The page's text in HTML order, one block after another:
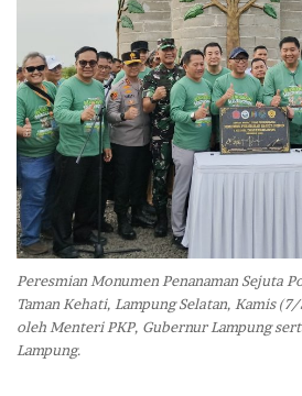
Peresmian Monumen Penanaman Sejuta
Taman Kehati, Lampung Selatan, Kamis
oleh Menteri PKP, Gubernur Lampung
Lampung.